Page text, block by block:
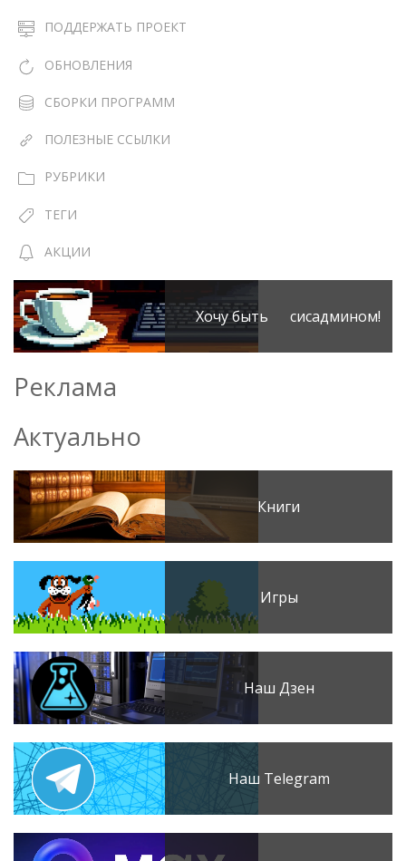
ПОДДЕРЖАТЬ ПРОЕКТ
ОБНОВЛЕНИЯ
СБОРКИ ПРОГРАММ
ПОЛЕЗНЫЕ ССЫЛКИ
РУБРИКИ
ТЕГИ
АКЦИИ
Хочу быть сисадмином!
Реклама
Актуально
Книги
Игры
Наш Дзен
Наш Telegram